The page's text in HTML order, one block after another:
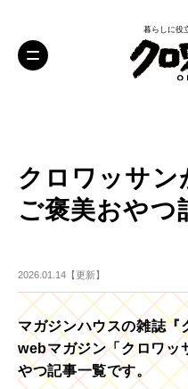
暮らしに役
クロワッサン
ご褒美おやつ
2026.01.14【更新】
マガジンハウスの雑誌『
webマガジン「クロワッ
やつ記事一覧です。